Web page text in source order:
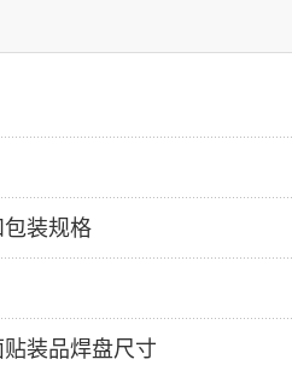
装规格
装品焊盘尺寸